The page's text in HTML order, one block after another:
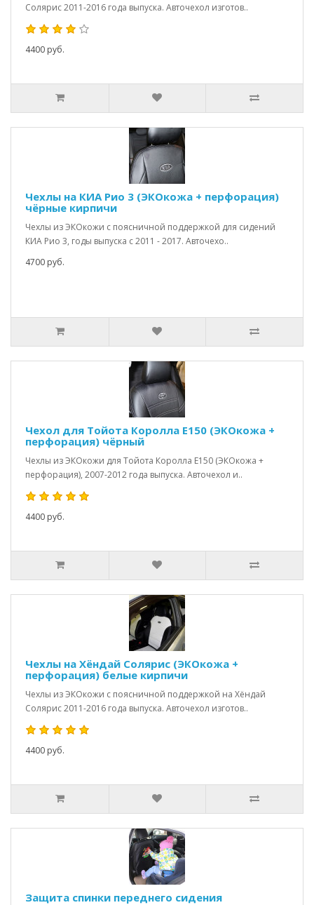
Солярис 2011-2016 года выпуска. Авточехол изготов..
4400 руб.
Чехлы на КИА Рио 3 (ЭКОкожа + перфорация)
чёрные кирпичи
Чехлы из ЭКОкожи с поясничной поддержкой для сидений
КИА Рио 3, годы выпуска с 2011 - 2017. Авточехо..
4700 руб.
Чехол для Тойота Королла Е150 (ЭКОкожа +
перфорация) чёрный
Чехлы из ЭКОкожи для Тойота Королла Е150 (ЭКОкожа +
перфорация), 2007-2012 года выпуска. Авточехол и..
4400 руб.
Чехлы на Хёндай Солярис (ЭКОкожа +
перфорация) белые кирпичи
Чехлы из ЭКОкожи с поясничной поддержкой на Хёндай
Солярис 2011-2016 года выпуска. Авточехол изготов..
4400 руб.
Защита спинки переднего сидения